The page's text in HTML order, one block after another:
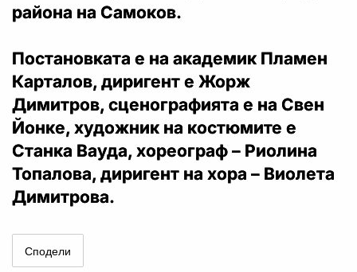
района на Самоков.
Постановката е на академик Пламен
Карталов, диригент е Жорж
Димитров, сценографията е на Свен
Йонке, художник на костюмите е
Станка Вауда, хореограф – Риолина
Топалова, диригент на хора – Виолета
Димитрова.
Сподели